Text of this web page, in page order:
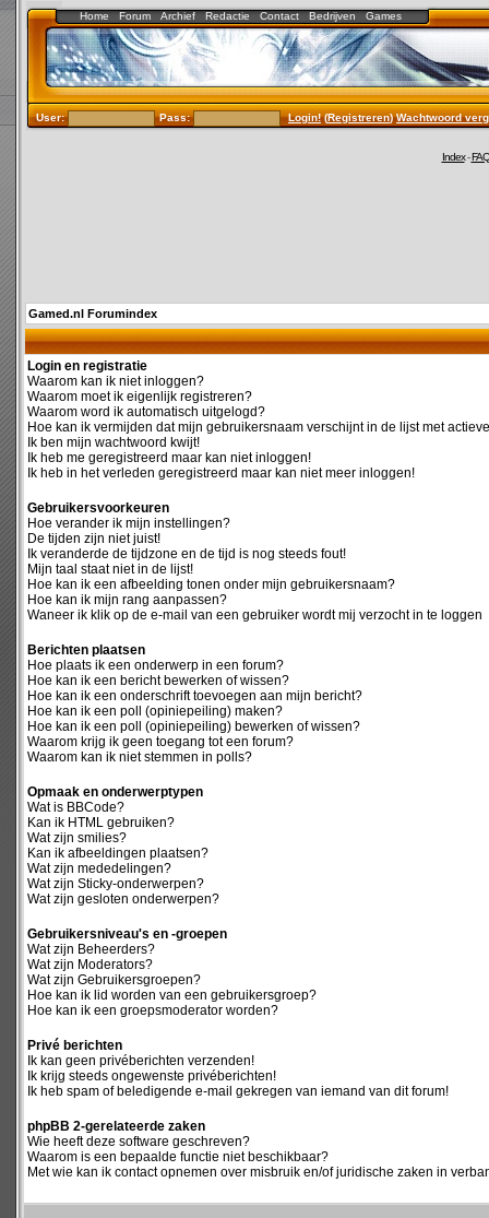
Home Forum Archief Redactie Contact Bedrijven Games
User: Pass: Login!(Registreren)Wachtwoord
Index-FAQ
Gamed.nl Forumindex
Login en registratie
Waarom kan ik niet inloggen?
Waarom moet ik eigenlijk registreren?
Waarom word ik automatisch uitgelogd?
Hoe kan ik vermijden dat mijn gebruikersnaam verschijnt in de lijst met
Ik ben mijn wachtwoord kwijt!
Ik heb me geregistreerd maar kan niet inloggen!
Ik heb in het verleden geregistreerd maar kan niet meer inloggen!
Gebruikersvoorkeuren
Hoe verander ik mijn instellingen?
De tijden zijn niet juist!
Ik veranderde de tijdzone en de tijd is nog steeds fout!
Mijn taal staat niet in de lijst!
Hoe kan ik een afbeelding tonen onder mijn gebruikersnaam?
Hoe kan ik mijn rang aanpassen?
Waneer ik klik op de e-mail van een gebruiker wordt mij verzocht in te loggen
Berichten plaatsen
Hoe plaats ik een onderwerp in een forum?
Hoe kan ik een bericht bewerken of wissen?
Hoe kan ik een onderschrift toevoegen aan mijn bericht?
Hoe kan ik een poll (opiniepeiling) maken?
Hoe kan ik een poll (opiniepeiling) bewerken of wissen?
Waarom krijg ik geen toegang tot een forum?
Waarom kan ik niet stemmen in polls?
Opmaak en onderwerptypen
Wat is BBCode?
Kan ik HTML gebruiken?
Wat zijn smilies?
Kan ik afbeeldingen plaatsen?
Wat zijn mededelingen?
Wat zijn Sticky-onderwerpen?
Wat zijn gesloten onderwerpen?
Gebruikersniveau's en -groepen
Wat zijn Beheerders?
Wat zijn Moderators?
Wat zijn Gebruikersgroepen?
Hoe kan ik lid worden van een gebruikersgroep?
Hoe kan ik een groepsmoderator worden?
Privé berichten
Ik kan geen privéberichten verzenden!
Ik krijg steeds ongewenste privéberichten!
Ik heb spam of beledigende e-mail gekregen van iemand van dit forum!
phpBB 2-gerelateerde zaken
Wie heeft deze software geschreven?
Waarom is een bepaalde functie niet beschikbaar?
Met wie kan ik contact opnemen over misbruik en/of juridische zaken in